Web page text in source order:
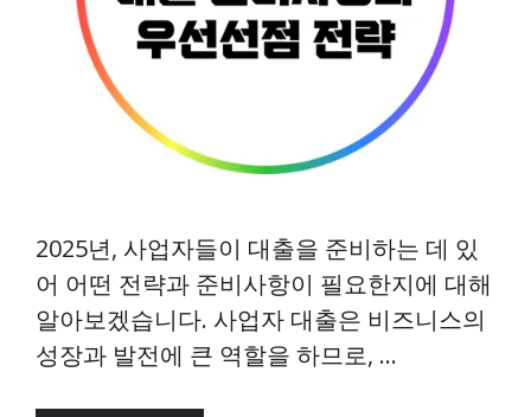
2025년, 사업자들이 대출을 준비하는 데 있
어 어떤 전략과 준비사항이 필요한지에 대해
알아보겠습니다. 사업자 대출은 비즈니스의
성장과 발전에 큰 역할을 하므로, …